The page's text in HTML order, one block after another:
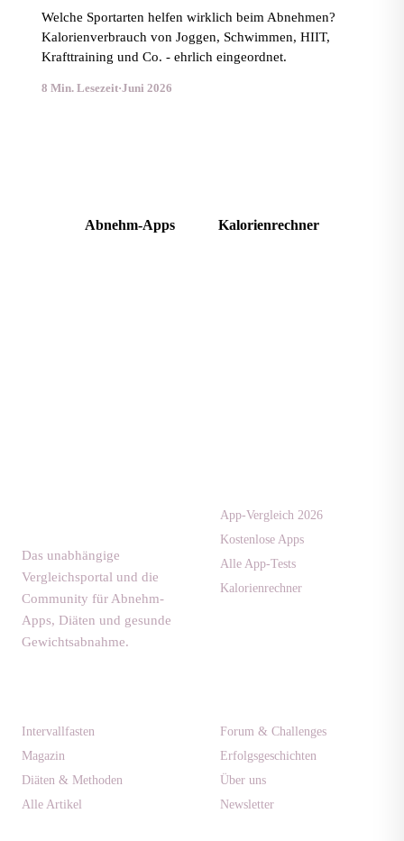
Welche Sportarten helfen wirklich beim Abnehmen?
Kalorienverbrauch von Joggen, Schwimmen, HIIT,
Krafttraining und Co. - ehrlich eingeordnet.
8 Min. Lesezeit·Juni 2026
Abnehm-Apps Kalorienrechner
Das unabhängige
Vergleichsportal und die
Community für Abnehm-
Apps, Diäten und gesunde
Gewichtsabnahme.
App-Vergleich 2026
Kostenlose Apps
Alle App-Tests
Kalorienrechner
Intervallfasten
Magazin
Diäten & Methoden
Alle Artikel
Forum & Challenges
Erfolgsgeschichten
Über uns
Newsletter